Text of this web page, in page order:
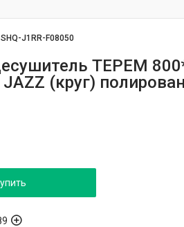
SHQ-J1RR-F08050
ТЕРЕМ
(круг)